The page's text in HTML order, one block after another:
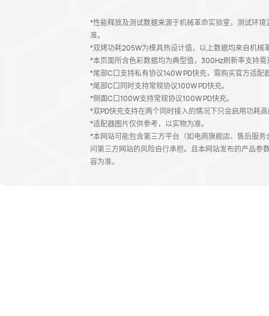
*性能释放及测试数据来源于机械革命实验室，测试环
准。
*双烤功耗205W为模具热设计值，以上数据均来自机
*本页面所含色彩数据均为典型值，300Hz刷新率支持
*尾部C口支持私有协议140W PD快充，需购买官方适配
*尾部C口同时支持常规协议100W PD快充。
*侧面C口100W支持常规协议100W PD快充。
*双PD快充支持在两个同时接入的情况下只会启用功耗
*适配器图片仅供参考，以实物为准。
*本网站可能包含第三方平台（如电商旗舰店、售后服
问第三方网站的风险自行承担。且本网站发布的产品
容为准。